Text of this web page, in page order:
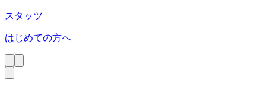
スタッツ
はじめての方へ